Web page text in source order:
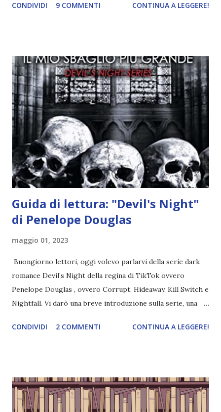
incontrano e Hesediel mostra loro come combattere i puri.
angelo puro, Elemiah. Ma, a differenza di cosa pensano,
l'angelo non ha intenzione di fare una strage, piuttosto è lì
per avvertili che Mikael non è più "l'angelo puro" che
credono e che potrebbe aver ucciso altri mezzi angeli, tipo
Rafael. A quelle parole, Haniel seguito da altri ibridi, si reca
nell'appartamento, senza risultati. Infine cercano nella
chiesetta. Lì trovano Rafael alle prese con gli angeli puri,
ma questa volta ...
CONDIVIDI 9 COMMENTI CONTINUA A LEGGERE!
Guida di lettura: "Devil's Night"
di Penelope Douglas
maggio 01, 2023
Buongiorno lettori, oggi volevo parlarvi della serie dark
romance Devil’s Night della regina di TikTok ovvero
Penelope Douglas , ovvero Corrupt, Hideaway, Kill Switch e
Nightfall. Vi darò una breve introduzione sulla serie, una
e anche un breve commento sui libri singoli. I libri sono in
grande (Devil's Night 1#) Autrice : Penelope Douglas
Pagine: 448 Editore: Newton Compton Editori
CONDIVIDI 2 COMMENTI CONTINUA A LEGGERE!